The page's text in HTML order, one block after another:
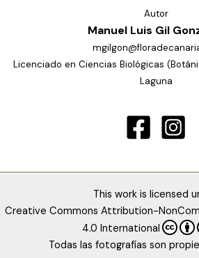
Autor
Manuel Luis Gil
Licenciado en Ciencias Biológicas
Laguna
This work is licensed
Creative Commons Attribution-
4.0 International
Todas las fotografías son